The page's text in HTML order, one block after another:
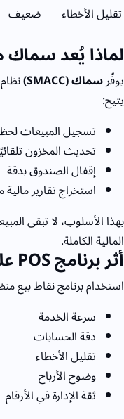
تقليل الأخطاء
ضعيف
لماذا يُعد سماك
يوفّرسماك (SMACC)
يتيح:
تسجيل المبيعات
تحديث المخزون
إقفال الصندوق بدقة
استخراج تقارير
بهذا الأسلوب، لا تبقى
المالية الكاملة.
أثر برنامجPOS
استخدام برنامج نقاط بيع
سرعة الخدمة
دقة الحسابات
تقليل الأخطاء
وضوح الأرباح
ثقة الإدارة في الأرقام